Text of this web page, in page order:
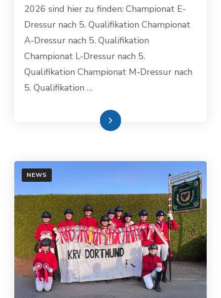
2026 sind hier zu finden: Championat E-
Dressur nach 5. Qualifikation Championat
A-Dressur nach 5. Qualifikation
Championat L-Dressur nach 5.
Qualifikation Championat M-Dressur nach
5. Qualifikation …
Weiterlesen
NEWS